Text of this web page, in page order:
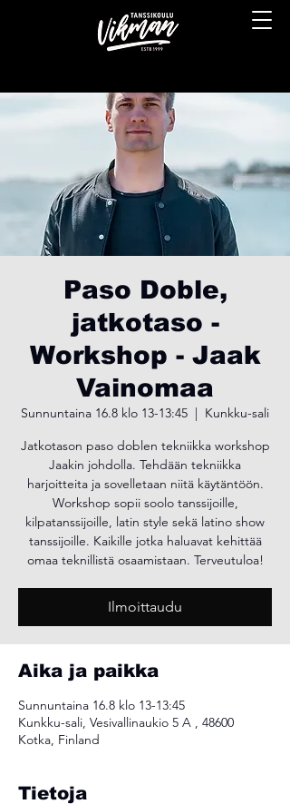
Paso Doble,
jatkotaso -
Workshop - Jaak
Vainomaa
Sunnuntaina 16.8 klo 13-13:45
  |
Kunkku-sali
Jatkotason paso doblen tekniikka workshop
Jaakin johdolla. Tehdään tekniikka
harjoitteita ja sovelletaan niitä käytäntöön.
Workshop sopii soolo tanssijoille,
kilpatanssijoille, latin style sekä latino show
tanssijoille. Kaikille jotka haluavat kehittää
omaa teknillistä osaamistaan. Terveutuloa!
Ilmoittaudu
Aika ja paikka
Sunnuntaina 16.8 klo 13-13:45
Kunkku-sali, Vesivallinaukio 5 A , 48600
Kotka, Finland
Tietoja